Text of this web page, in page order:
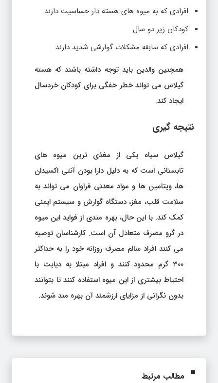
افرادی که به میوه های هسته دار حساسیت دارند
کودکان زیر دو سال
افرادی که سابقه مشکلات گوارشی شدید دارند
همچنین والدین باید توجه داشته باشند که هسته
گیلاس می تواند خطر خفگی برای کودکان خردسال
ایجاد کند.
نتیجه گیری
گیلاس سیاه یکی از مغذی ترین میوه های
تابستانی است که به دلیل دارا بودن آنتی اکسیدان
ها، ویتامین ها و مواد معدنی فراوان می تواند به
سلامت قلب، مغز، دستگاه گوارش و سیستم ایمنی
کمک کند. با این حال، بهره مندی از فواید این میوه
در گرو مصرف متعادل آن است. کارشناسان توصیه
می کنند افراد سالم مصرف روزانه خود را به حداکثر
۳۰۰ گرم محدود کنند و افراد مبتلا به دیابت با
احتیاط بیشتری از این میوه استفاده کنند تا بتوانند
بدون نگرانی از مزایای ارزشمند آن بهره مند شوند.
مطالب مرتبط